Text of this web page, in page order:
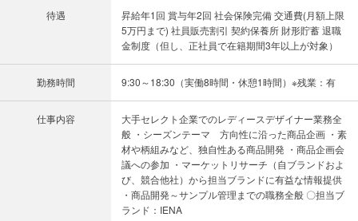
待遇
昇給年1回 賞与年2回 社会保険完備 交通費(月額上限
5万円まで) 社員販売割引 契約保養所 財形貯蓄 退職
金制度（但し、正社員で在籍期間3年以上が対象）
勤務時間 9:30～18:30（実働8時間・休憩1時間）※残業：有
仕事内容
大手セレクト企業でのレディースデザイナー業務全
般 ・シーズンテーマ 方向性に沿った商品企画 ・素
材や柄組みなど、独自性ある商品開発 ・商品企画会
議への参加 ・マーケットリサーチ（自ブランドおよ
び、競合他社）から担当ブランドに有益な情報提供
・商品開発～サンプル管理までの職務全般 〇担当ブ
ランド：IENA